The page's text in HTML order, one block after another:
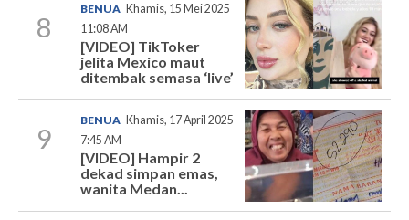
8
BENUA Khamis, 15 Mei 2025
11:08 AM
[VIDEO] TikToker
jelita Mexico maut
ditembak semasa ‘live’
9
BENUA Khamis, 17 April 2025
7:45 AM
[VIDEO] Hampir 2
dekad simpan emas,
wanita Medan...